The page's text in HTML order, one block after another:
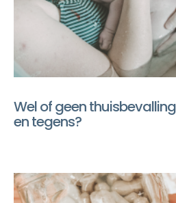
Wel of geen
en tegens?